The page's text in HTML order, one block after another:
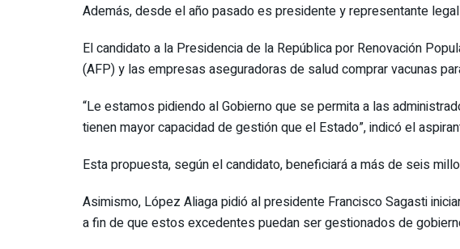
Además, desde el año pasado es presidente y representante
El candidato a la Presidencia de la República por Renovación
(AFP) y las empresas aseguradoras de salud comprar vacunas
“Le estamos pidiendo al Gobierno que se permita a las
tienen mayor capacidad de gestión que el Estado”, indicó el
Esta propuesta, según el candidato, beneficiará a más de seis
Asimismo, López Aliaga pidió al presidente Francisco Sagasti
a fin de que estos excedentes puedan ser gestionados de